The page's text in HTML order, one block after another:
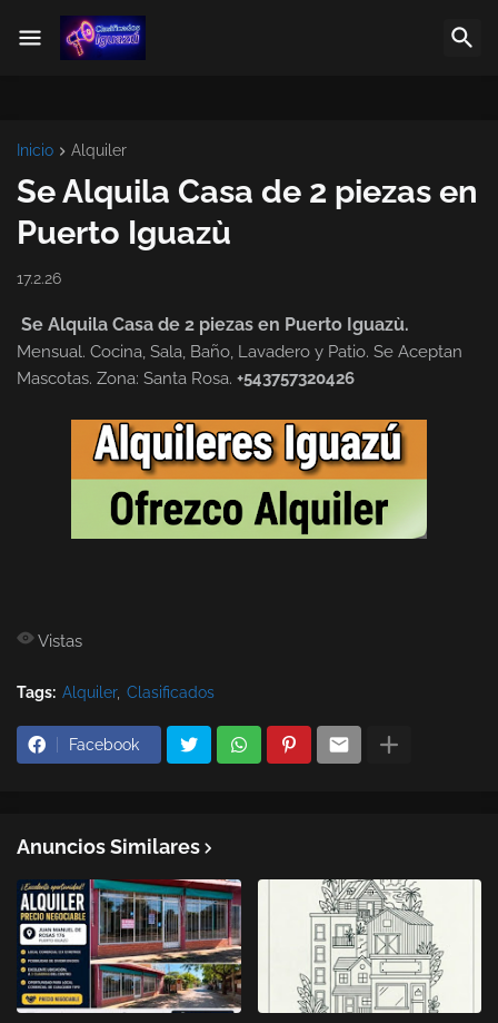
Inicio Alquiler
Se Alquila Casa de 2 piezas en
Puerto Iguazù
17.2.26
Se Alquila Casa de 2 piezas en Puerto Iguazù.
Mensual. Cocina, Sala, Baño, Lavadero y Patio. Se Aceptan
Mascotas. Zona: Santa Rosa. +543757320426
Vistas
Tags: Alquiler Clasificados
Facebook
Anuncios Similares